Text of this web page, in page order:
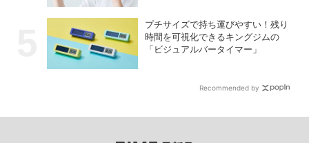
プチサイズで持ち運びやすい！残り
時間を可視化できるキングジムの
「ビジュアルバータイマー」
Recommended by